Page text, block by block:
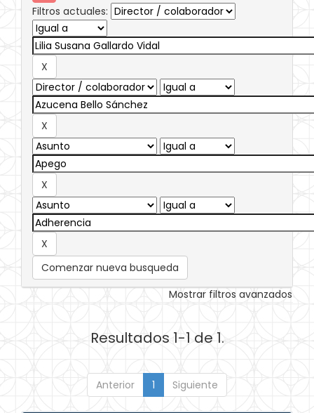
Filtros actuales:
Comenzar nueva busqueda
Mostrar filtros avanzados
Resultados 1-1 de 1.
Anterior 1 Siguiente